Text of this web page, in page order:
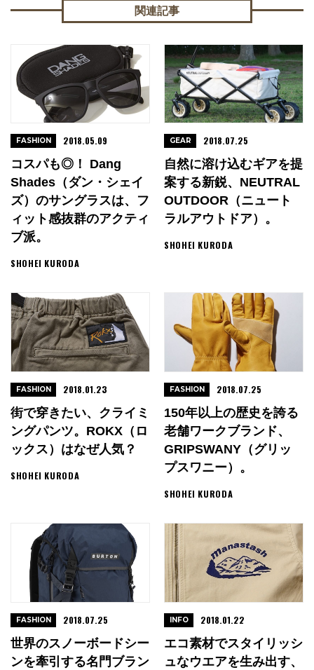
関連記事
コスパも◎！ Dang
Shades（ダン・シェイ
ズ）のサングラスは、フ
ィット感抜群のアクティ
ブ派。
SHOHEI KURODA
FASHION 2018.05.09
自然に溶け込むギアを提
案する新鋭、NEUTRAL
OUTDOOR（ニュート
ラルアウトドア）。
SHOHEI KURODA
GEAR 2018.07.25
街で穿きたい、クライミ
ングパンツ。ROKX（ロ
ックス）はなぜ人気？
SHOHEI KURODA
FASHION 2018.01.23
150年以上の歴史を誇る
老舗ワークブランド、
GRIPSWANY（グリッ
プスワニー）。
SHOHEI KURODA
FASHION 2018.07.25
世界のスノーボードシー
ンを牽引する名門ブラン
FASHION 2018.07.25
エコ素材でスタイリッシ
ュなウエアを生み出す、
INFO 2018.01.22